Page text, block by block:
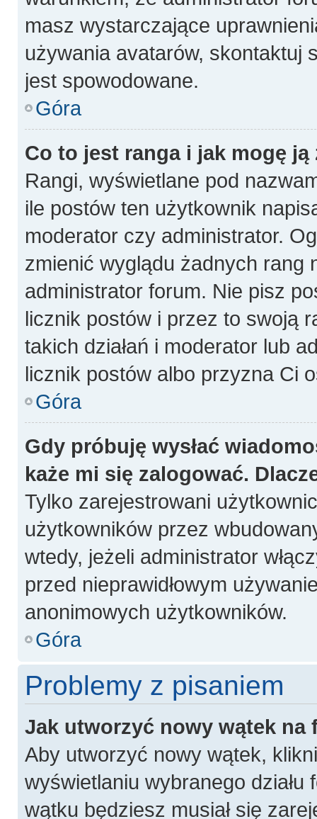
masz wystarczające
używania avatarów, skontaktuj
jest spowodowane.
Góra
Co to jest ranga i jak mogę ją
Rangi, wyświetlane pod
ile postów ten użytkownik
moderator czy administrator.
zmienić wyglądu żadnych rang
administrator forum. Nie pisz
licznik postów i przez to swoją
takich działań i moderator lub
licznik postów albo przyzna Ci
Góra
Gdy próbuję wysłać
każe mi się zalogować.
Tylko zarejestrowani
użytkowników przez
wtedy, jeżeli administrator
przed nieprawidłowym
anonimowych użytkowników.
Góra
Problemy z pisaniem
Jak utworzyć nowy wątek na
Aby utworzyć nowy wątek,
wyświetlaniu wybranego
wątku będziesz musiał się